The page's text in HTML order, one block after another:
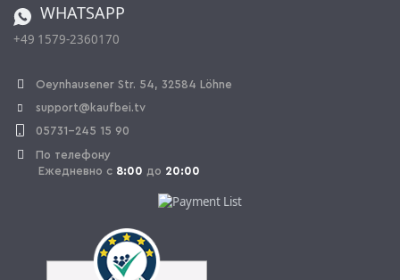
OPAL_WITHDRAW_LINK_TEXT
WHATSAPP
+49 1579-2360170
Oeynhausener Str. 54, 32584 Löhne
support@kaufbei.tv
05731-245 15 90
По телефону
Ежедневно с 8:00 до 20:00